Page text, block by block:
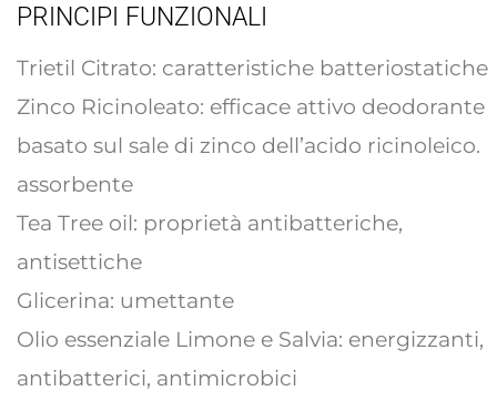
PRINCIPI FUNZIONALI
Trietil Citrato: caratteristiche batteriostatiche
Zinco Ricinoleato: efficace attivo deodorante
basato sul sale di zinco dell’acido ricinoleico.
assorbente
Tea Tree oil: proprietà antibatteriche,
antisettiche
Glicerina: umettante
Olio essenziale Limone e Salvia: energizzanti,
antibatterici, antimicrobici